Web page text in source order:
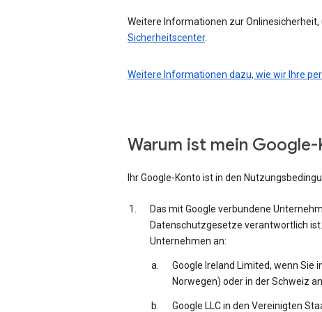
Weitere Informationen zur
Sicherheitscenter.
Weitere Informationen dazu, wie wir Ihre
Warum ist mein
Ihr Google-Konto ist in den
Das mit Google verbundene
Datenschutzgesetze verantwortlich
Unternehmen an:
Google Ireland Limited, wenn Sie
Norwegen) oder in der Schweiz
Google LLC in den Vereinigten